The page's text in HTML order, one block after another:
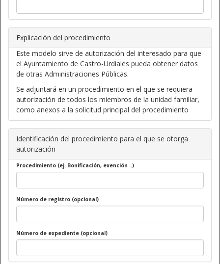
Explicación del procedimiento
Este modelo sirve de autorización del interesado para que
el Ayuntamiento de Castro-Urdiales pueda obtener datos
de otras Administraciones Públicas.
Se adjuntará en un procedimiento en el que se requiera
autorización de todos los miembros de la unidad familiar,
como anexos a la solicitud principal del procedimiento
Identificación del procedimiento para el que se otorga
autorización
Procedimiento (ej. Bonificación, exención ..)
Número de registro (opcional)
Número de expediente (opcional)